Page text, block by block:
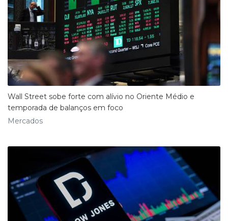
Wall Street sobe forte com alívio no Oriente Médio e
temporada de balanços em foco
Mercados